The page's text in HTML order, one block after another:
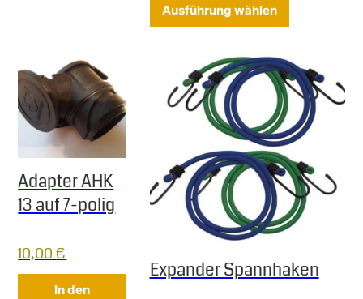
Ausführung wählen
Adapter AHK
13 auf 7-polig
10,00€
In den
Expander Spannhaken